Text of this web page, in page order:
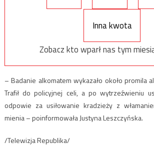
Inna kwota
Zobacz kto wparł nas tym
– Badanie alkomatem wykazało około promila
Trafił do policyjnej celi, a po wytrzeźwieniu
odpowie za usiłowanie kradzieży z
mienia – poinformowała Justyna Leszczyńska.
/Telewizja Republika/